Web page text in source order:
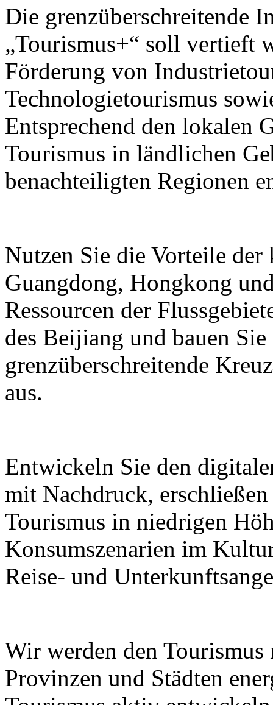
Die grenzüberschreitende
„Tourismus+“ soll vertieft
Förderung von
Technologietourismus
Entsprechend den lokalen
Tourismus in ländlichen
benachteiligten Regionen
Nutzen Sie die Vorteile der
Guangdong, Hongkong
Ressourcen der
des Beijiang und bauen
grenzüberschreitende
aus.
Entwickeln Sie den
mit Nachdruck,
Tourismus in niedrigen
Konsumszenarien im
Reise- und
Wir werden den Tourismus
Provinzen und Städten